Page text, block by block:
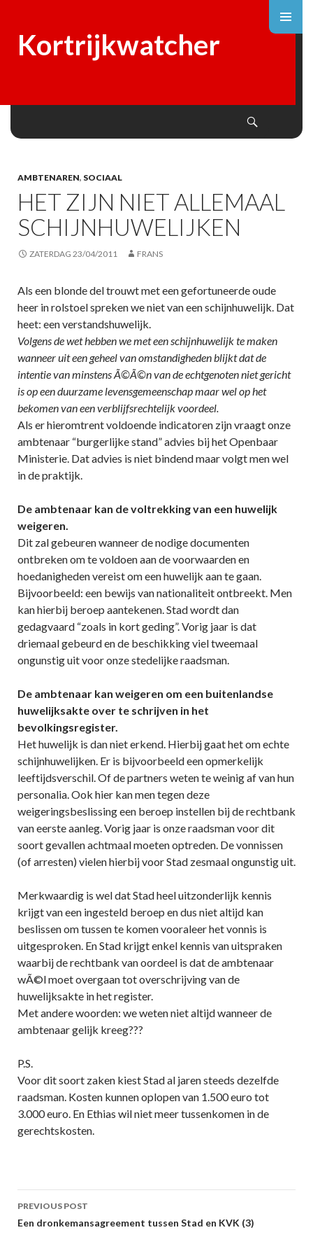
Kortrijkwatcher
AMBTENAREN, SOCIAAL
HET ZIJN NIET ALLEMAAL
SCHIJNHUWELIJKEN
ZATERDAG 23/04/2011 FRANS
Als een blonde del trouwt met een gefortuneerde oude
heer in rolstoel spreken we niet van een schijnhuwelijk. Dat
heet: een verstandshuwelijk.
Volgens de wet hebben we met een schijnhuwelijk te maken
wanneer uit een geheel van omstandigheden blijkt dat de
intentie van minstens Ã©Ã©n van de echtgenoten niet gericht
is op een duurzame levensgemeenschap maar wel op het
bekomen van een verblijfsrechtelijk voordeel.
Als er hieromtrent voldoende indicatoren zijn vraagt onze
ambtenaar “burgerlijke stand” advies bij het Openbaar
Ministerie. Dat advies is niet bindend maar volgt men wel
in de praktijk.
De ambtenaar kan de voltrekking van een huwelijk
weigeren.
Dit zal gebeuren wanneer de nodige documenten
ontbreken om te voldoen aan de voorwaarden en
hoedanigheden vereist om een huwelijk aan te gaan.
Bijvoorbeeld: een bewijs van nationaliteit ontbreekt. Men
kan hierbij beroep aantekenen. Stad wordt dan
gedagvaard “zoals in kort geding”. Vorig jaar is dat
driemaal gebeurd en de beschikking viel tweemaal
ongunstig uit voor onze stedelijke raadsman.
De ambtenaar kan weigeren om een buitenlandse
huwelijksakte over te schrijven in het
bevolkingsregister.
Het huwelijk is dan niet erkend. Hierbij gaat het om echte
schijnhuwelijken. Er is bijvoorbeeld een opmerkelijk
leeftijdsverschil. Of de partners weten te weinig af van hun
personalia. Ook hier kan men tegen deze
weigeringsbeslissing een beroep instellen bij de rechtbank
van eerste aanleg. Vorig jaar is onze raadsman voor dit
soort gevallen achtmaal moeten optreden. De vonnissen
(of arresten) vielen hierbij voor Stad zesmaal ongunstig uit.
Merkwaardig is wel dat Stad heel uitzonderlijk kennis
krijgt van een ingesteld beroep en dus niet altijd kan
beslissen om tussen te komen vooraleer het vonnis is
uitgesproken. En Stad krijgt enkel kennis van uitspraken
waarbij de rechtbank van oordeel is dat de ambtenaar
wÃ©l moet overgaan tot overschrijving van de
huwelijksakte in het register.
Met andere woorden: we weten niet altijd wanneer de
ambtenaar gelijk kreeg???
P.S.
Voor dit soort zaken kiest Stad al jaren steeds dezelfde
raadsman. Kosten kunnen oplopen van 1.500 euro tot
3.000 euro. En Ethias wil niet meer tussenkomen in de
gerechtskosten.
Post
navigation
PREVIOUS POST
Een dronkemansagreement tussen Stad en KVK (3)